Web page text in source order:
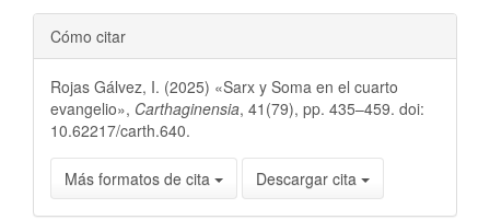
Cómo citar
Rojas Gálvez, I. (2025) «Sarx y Soma en el cuarto
evangelio», Carthaginensia, 41(79), pp. 435–459. doi:
10.62217/carth.640.
Más formatos de cita Descargar cita